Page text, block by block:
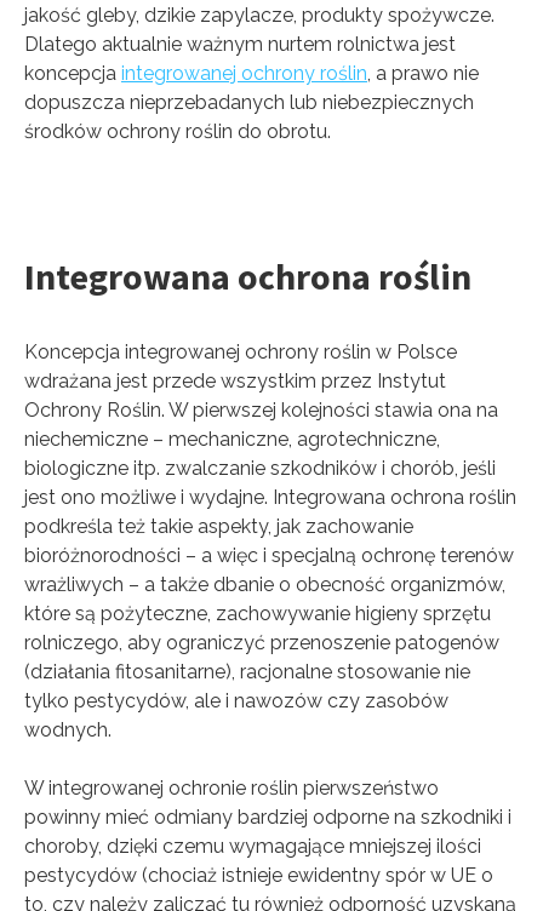
jakość gleby, dzikie zapylacze, produkty spożywcze.
Dlatego aktualnie ważnym nurtem rolnictwa jest
koncepcja integrowanej ochrony roślin, a prawo nie
dopuszcza nieprzebadanych lub niebezpiecznych
środków ochrony roślin do obrotu.
Integrowana ochrona roślin
Koncepcja integrowanej ochrony roślin w Polsce
wdrażana jest przede wszystkim przez Instytut
Ochrony Roślin. W pierwszej kolejności stawia ona na
niechemiczne – mechaniczne, agrotechniczne,
biologiczne itp. zwalczanie szkodników i chorób, jeśli
jest ono możliwe i wydajne. Integrowana ochrona roślin
podkreśla też takie aspekty, jak zachowanie
bioróżnorodności – a więc i specjalną ochronę terenów
wrażliwych – a także dbanie o obecność organizmów,
które są pożyteczne, zachowywanie higieny sprzętu
rolniczego, aby ograniczyć przenoszenie patogenów
(działania fitosanitarne), racjonalne stosowanie nie
tylko pestycydów, ale i nawozów czy zasobów
wodnych.
W integrowanej ochronie roślin pierwszeństwo
powinny mieć odmiany bardziej odporne na szkodniki i
choroby, dzięki czemu wymagające mniejszej ilości
pestycydów (chociaż istnieje ewidentny spór w UE o
to, czy należy zaliczać tu również odporność uzyskaną